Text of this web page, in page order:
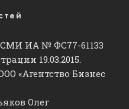
ИА № ФС77-61133
19.03.2015.
«Агентство Бизнес
Олег